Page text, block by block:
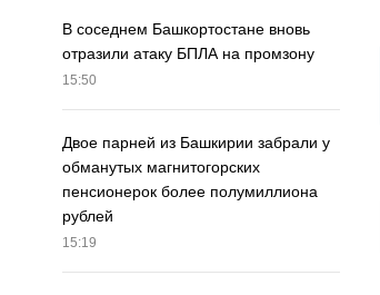
В соседнем Башкортостане вновь
отразили атаку БПЛА на промзону
15:50
Двое парней из Башкирии забрали у
обманутых магнитогорских
пенсионерок более полумиллиона
рублей
15:19